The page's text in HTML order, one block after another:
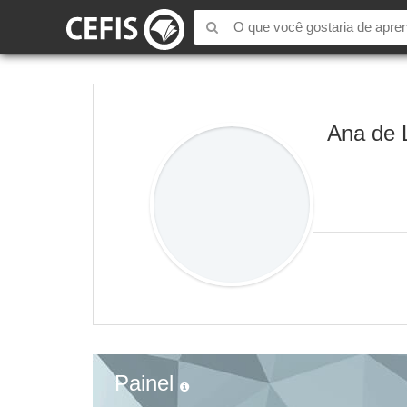
Ana de
Painel